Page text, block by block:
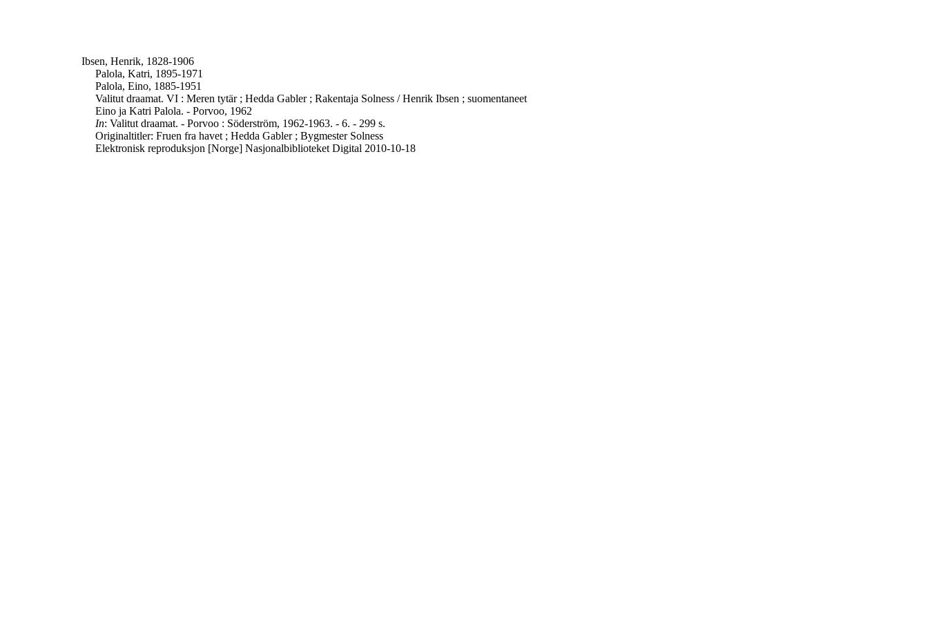
Ibsen, Henrik, 1828-1906
Palola, Katri, 1895-1971
Palola, Eino, 1885-1951
Valitut draamat. VI : Meren tytär ; Hedda Gabler ; Rakentaja Solness / Henrik Ibsen ; suomentaneet
Eino ja Katri Palola. - Porvoo, 1962
In: Valitut draamat. - Porvoo : Söderström, 1962-1963. - 6. - 299 s.
Originaltitler: Fruen fra havet ; Hedda Gabler ; Bygmester Solness
Elektronisk reproduksjon [Norge] Nasjonalbiblioteket Digital 2010-10-18